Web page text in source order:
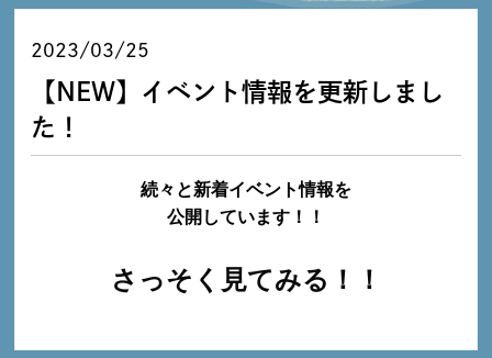
2023/03/25
【NEW】イベント情報を更新しまし
た！
続々と新着イベント情報を
公開しています！！
さっそく見てみる！！